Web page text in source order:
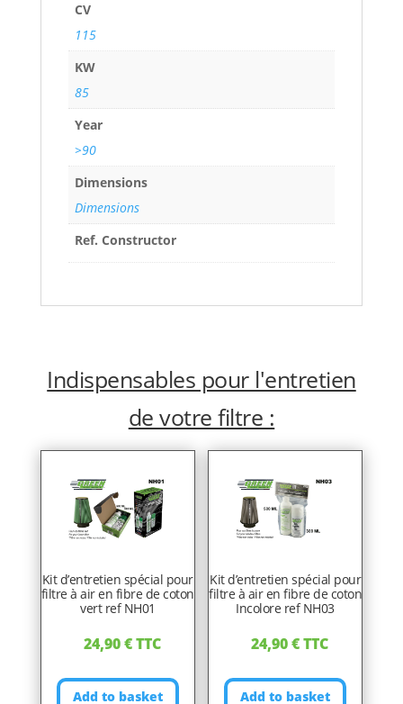
CV
115
KW
85
Year
>90
Dimensions
Dimensions
Ref. Constructor
Indispensables pour l'entretien
de votre filtre :
Kit d’entretien spécial pour
filtre à air en fibre de coton
vert ref NH01
24,90€TTC
Add to basket
Kit d’entretien spécial pour
filtre à air en fibre de coton
Incolore ref NH03
24,90€TTC
Add to basket